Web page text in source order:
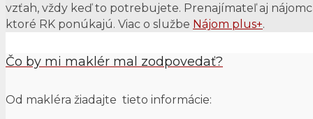
vzťah, vždy keď to potrebujete. Prenajímateľ aj
ktoré RK ponúkajú. Viac o službe Nájom plus+.
Čo by mi maklér mal zodpovedať?
Od makléra žiadajte tieto informácie: